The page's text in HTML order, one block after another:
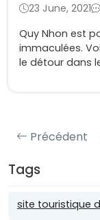
Tags
site touristique
23 June, 2021
Quy Nhon est
immaculées.
le détour dans
Précédent